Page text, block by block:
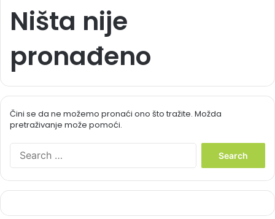
Ništa nije
pronađeno
Čini se da ne možemo pronaći ono što tražite. Možda
pretraživanje može pomoći.
h